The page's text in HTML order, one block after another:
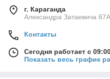
г. Караганда
Александра Затаевича
Контакты
Сегодня работает с
Показать весь график